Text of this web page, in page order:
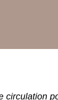
circulation